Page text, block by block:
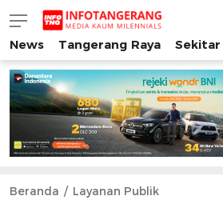
INFO TANGERANG
Media Kaum Millenials
News Tangerang Raya
Beranda Layanan Publik